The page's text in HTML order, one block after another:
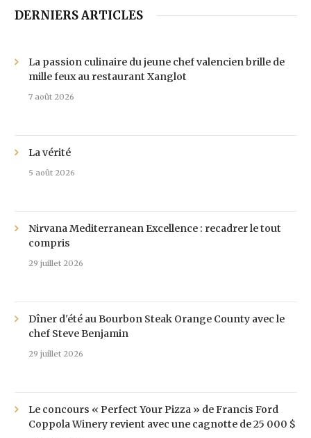
DERNIERS ARTICLES
La passion culinaire du jeune chef valencien brille de
mille feux au restaurant Xanglot
7 août 2026
La vérité
5 août 2026
Nirvana Mediterranean Excellence : recadrer le tout
compris
29 juillet 2026
Dîner d'été au Bourbon Steak Orange County avec le
chef Steve Benjamin
29 juillet 2026
Le concours « Perfect Your Pizza » de Francis Ford
Coppola Winery revient avec une cagnotte de 25 000 $